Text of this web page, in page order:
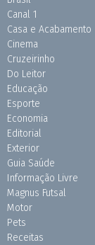
Canal 1
Casa e Acabamento
Cinema
Cruzeirinho
Do Leitor
Educação
Esporte
Economia
Editorial
Exterior
Guia Saúde
Informação Livre
Magnus Futsal
Motor
Pets
Receitas